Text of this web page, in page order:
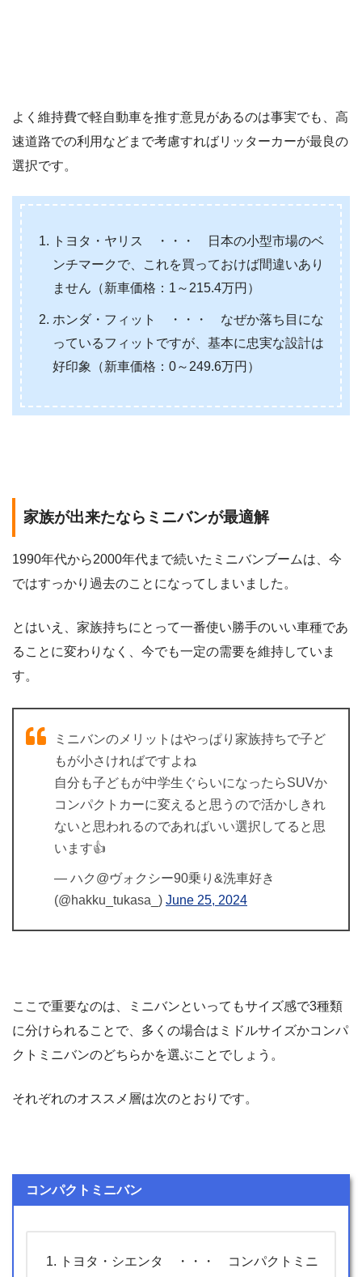
よく維持費で軽自動車を推す意見があるのは事実でも、高
速道路での利用などまで考慮すればリッターカーが最良の
選択です。
トヨタ・ヤリス ・・・ 日本の小型市場のベ
ンチマークで、これを買っておけば間違いあり
ません（新車価格：1～215.4万円）
ホンダ・フィット ・・・ なぜか落ち目にな
っているフィットですが、基本に忠実な設計は
好印象（新車価格：0～249.6万円）
家族が出来たならミニバンが最適解
1990年代から2000年代まで続いたミニバンブームは、今
ではすっかり過去のことになってしまいました。
とはいえ、家族持ちにとって一番使い勝手のいい車種であ
ることに変わりなく、今でも一定の需要を維持していま
す。
ミニバンのメリットはやっぱり家族持ちで子ど
もが小さければですよね
自分も子どもが中学生ぐらいになったらSUVか
コンパクトカーに変えると思うので活かしきれ
ないと思われるのであればいい選択してると思
います👍
— ハク@ヴォクシー90乗り&洗車好き
(@hakku_tukasa_) June 25, 2024
ここで重要なのは、ミニバンといってもサイズ感で3種類
に分けられることで、多くの場合はミドルサイズかコンパ
クトミニバンのどちらかを選ぶことでしょう。
それぞれのオススメ層は次のとおりです。
コンパクトミニバン
トヨタ・シエンタ ・・・ コンパクトミニ